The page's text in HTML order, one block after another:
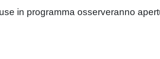
in programma osserveranno